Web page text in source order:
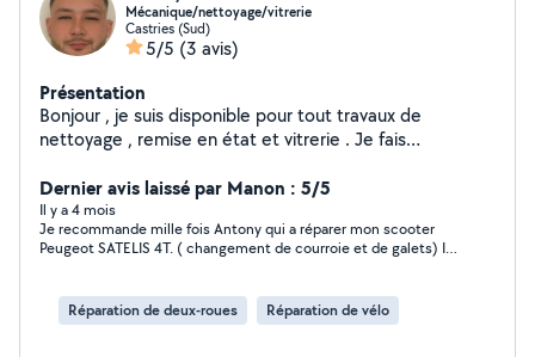
Mécanique/nettoyage/vitrerie
Castries (Sud)
5/5 (3 avis)
Présentation
Bonjour , je suis disponible pour tout travaux de
nettoyage , remise en état et vitrerie . Je fais
type de bricolage Peinture , jardin , cuisine et bien
Dernier avis laissé par Manon : 5/5
Il y a 4 mois
Je recommande mille fois Antony qui a réparer mon scooter
Peugeot SATELIS 4T. ( changement de courroie et de galets) Il
prévu. Mille merci et à bientôt 👋
Réparation de deux-roues Réparation de vélo